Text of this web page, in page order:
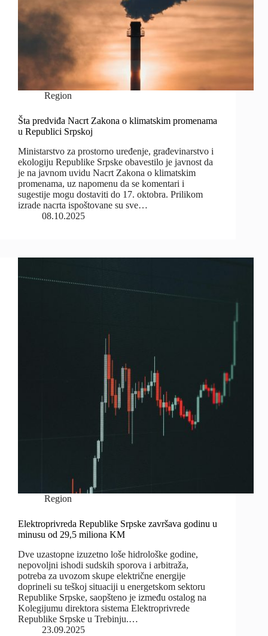
Region
Šta predviđa Nacrt Zakona o klimatskim promenama
u Republici Srpskoj
Ministarstvo za prostorno uređenje, građevinarstvo i
ekologiju Republike Srpske obavestilo je javnost da
je na javnom uvidu Nacrt Zakona o klimatskim
promenama, uz napomenu da se komentari i
sugestije mogu dostaviti do 17. oktobra. Prilikom
izrade nacrta ispoštovane su sve…
08.10.2025
Region
Elektroprivreda Republike Srpske završava godinu u
minusu od 29,5 miliona KM
Dvе uzastopne izuzetno loše hidrološke godine,
nepovoljni ishodi sudskih sporova i arbitraža,
potreba za uvozom skupe električne energije
doprineli su teškoj situaciji u energetskom sektoru
Republike Srpske, saopšteno je između ostalog na
Kolegijumu direktora sistema Elektroprivrede
Republike Srpske u Trebinju.…
23.09.2025